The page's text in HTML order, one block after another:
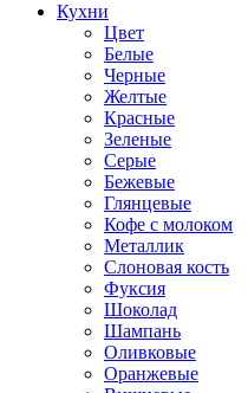
Кухни
Цвет
Белые
Черные
Желтые
Красные
Зеленые
Серые
Бежевые
Глянцевые
Кофе с молоком
Металлик
Слоновая кость
Фуксия
Шоколад
Шампань
Оливковые
Оранжевые